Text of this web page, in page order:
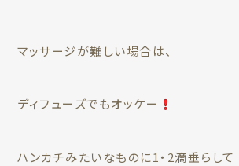
マッサージが難しい場合は、
ディフューズでもオッケー
ハンカチみたいなものに1・2滴垂らして